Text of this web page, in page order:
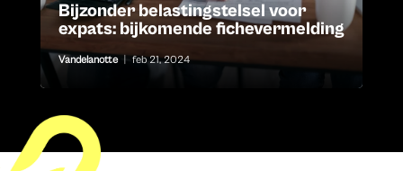
Bijzonder belastingstelsel voor
expats: bijkomende fichevermelding
Vandelanotte feb 21, 2024